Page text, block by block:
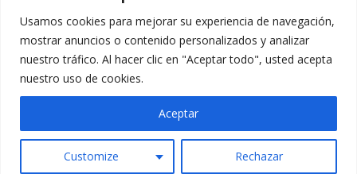
Usamos cookies para mejorar su experiencia de navegación,
mostrar anuncios o contenido personalizados y analizar
nuestro tráfico. Al hacer clic en "Aceptar todo", usted acepta
nuestro uso de cookies.
Customize Rechazar
Aceptar
Aviso Legal-Política de privacidad
Contacto
© 2010 - 2026 mirefranero.com